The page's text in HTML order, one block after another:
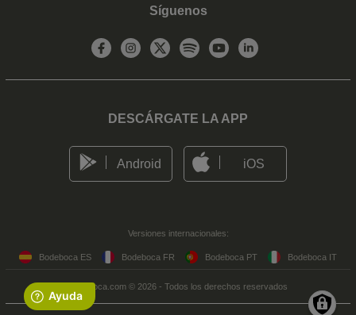
Síguenos
DESCÁRGATE LA APP
Android iOS
Versiones internacionales:
Bodeboca ES Bodeboca FR Bodeboca PT Bodeboca IT
Bodeboca.com © 2026 - Todos los derechos reservados